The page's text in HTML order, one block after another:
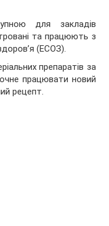
для закладів
та працюють з
(ЕСОЗ).
препаратів за
працювати новий
рецепт.